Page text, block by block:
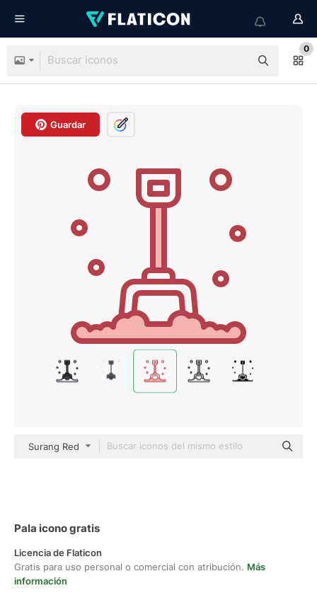
0
Guardar
Surang Red
Pala icono gratis
Licencia de Flaticon
Gratis para uso personal o comercial con atribución. Más
información